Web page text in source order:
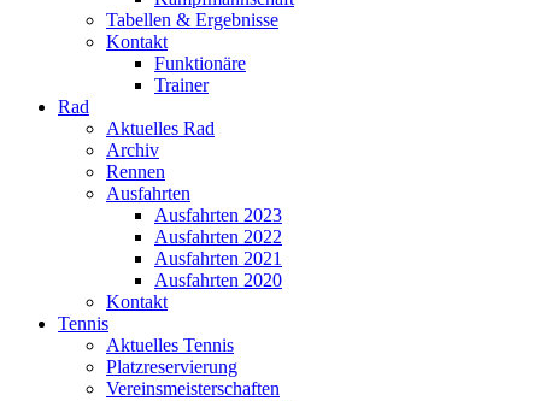
Tabellen & Ergebnisse
Kontakt
Funktionäre
Trainer
Rad
Aktuelles Rad
Archiv
Rennen
Ausfahrten
Ausfahrten 2023
Ausfahrten 2022
Ausfahrten 2021
Ausfahrten 2020
Kontakt
Tennis
Aktuelles Tennis
Platzreservierung
Vereinsmeisterschaften